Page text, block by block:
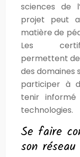
sciences de
projet peut
matière de
Les
permettent
des domaines
participer à
tenir
technologies.
Se faire
son